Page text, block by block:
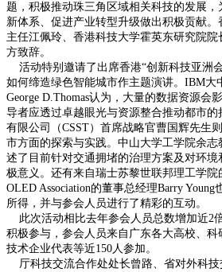
题，积极推动珠三角区域相关科技的发展，
新体系、促进产业转型升级做出积极贡献
主任江佩玲、香港科技大学霍英东研究院
方致辞。
活动特别邀请了出席香港“创新科技亚洲
如何缔造绿色智能城市作主题演讲。IBM大
George D.Thomas认为，大量的数据资源会
导者应透过卓越眼光与资源整合推动都市
有限公司（CSST）首席战略官曹国辉先生
市方面的探索与实践。中山大学工学院余志
述了目前针对交通拥堵的治理方案及对环
极意义。还有来自瑞士苏黎世联邦理工学院
OLED Association的董事总经理Barry
所得，并与参会人员进行了精彩的互动。
此次活动相比去年参会人员总数增加近2
积极参与，参会人员来自广东各大高校、
技术企业代表等近150人参加。
厅科技交流合作处处长曾路、省对外科技